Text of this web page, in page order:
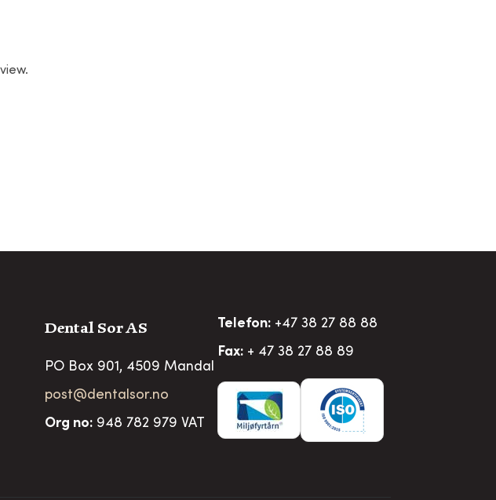
Dental Sor AS
PO Box 901, 4509 Mandal
post@dentalsor.no
Org no:948 782 979 VAT
Telefon: +47 38 27 88 88
Fax: + 47 38 27 88 89